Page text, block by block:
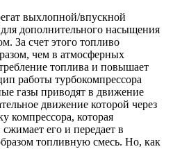
выхлопной/впускной
дополнительного насыщения
За счет этого топливо
чем в атмосферных
топлива и повышает
работы турбокомпрессора
газы приводят в движение
движение которой через
компрессора, которая
его и передает в
топливную смесь. Но, как